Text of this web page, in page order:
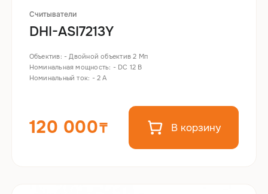
Считыватели
DHI-ASI7213Y
Объектив: - Двойной объектив 2 Мп
Номинальная мощность: - DC 12 В
Номинальный ток: - 2 A
120 000 В корзину